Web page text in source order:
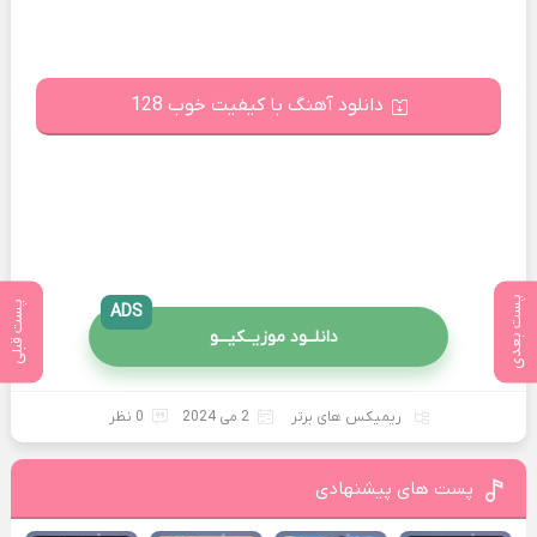
پست بعدی پست قبلی
دانلود آهنگ با کیفیت خوب 128
دانلــود موزیــکیـــو
ADS
ریمیکس های برتر 2 می 2024 0 نظر
پست های پیشنهادی